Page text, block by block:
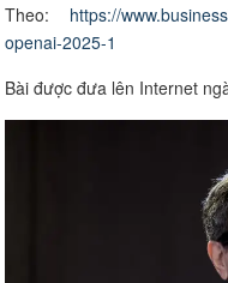
Theo: https://
openai-2025-1
Bài được đưa lên Internet